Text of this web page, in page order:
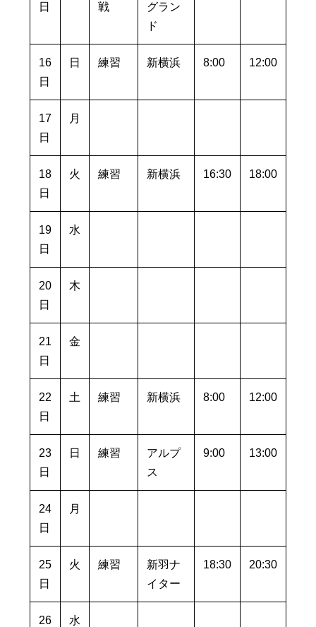
日
戦
グラン
ド
16
日
日 練習 新横浜 8:00 12:00
17
日
月
18
日
火 練習 新横浜 16:30 18:00
19
日
水
20
日
木
21
日
金
22
日
土 練習 新横浜 8:00 12:00
23
日
日 練習
アルプ
ス
9:00 13:00
24
日
月
25
日
火 練習
新羽ナ
イター
18:30 20:30
26
水